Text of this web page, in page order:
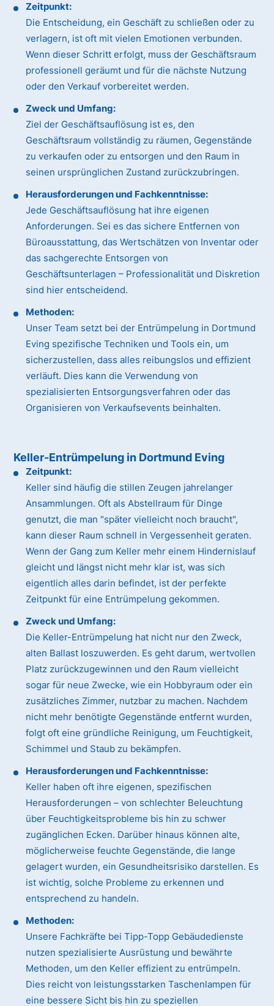
Zeitpunkt:
Die Entscheidung, ein Geschäft zu schließen oder zu
verlagern, ist oft mit vielen Emotionen verbunden.
Wenn dieser Schritt erfolgt, muss der Geschäftsraum
professionell geräumt und für die nächste Nutzung
oder den Verkauf vorbereitet werden.
Zweck und Umfang:
Ziel der Geschäftsauflösung ist es, den
Geschäftsraum vollständig zu räumen, Gegenstände
zu verkaufen oder zu entsorgen und den Raum in
seinen ursprünglichen Zustand zurückzubringen.
Herausforderungen und Fachkenntnisse:
Jede Geschäftsauflösung hat ihre eigenen
Anforderungen. Sei es das sichere Entfernen von
Büroausstattung, das Wertschätzen von Inventar oder
das sachgerechte Entsorgen von
Geschäftsunterlagen – Professionalität und Diskretion
sind hier entscheidend.
Methoden:
Unser Team setzt bei der Entrümpelung in Dortmund
Eving spezifische Techniken und Tools ein, um
sicherzustellen, dass alles reibungslos und effizient
verläuft. Dies kann die Verwendung von
spezialisierten Entsorgungsverfahren oder das
Organisieren von Verkaufsevents beinhalten.
Keller-Entrümpelung in Dortmund Eving
Zeitpunkt:
Keller sind häufig die stillen Zeugen jahrelanger
Ansammlungen. Oft als Abstellraum für Dinge
genutzt, die man "später vielleicht noch braucht",
kann dieser Raum schnell in Vergessenheit geraten.
Wenn der Gang zum Keller mehr einem Hindernislauf
gleicht und längst nicht mehr klar ist, was sich
eigentlich alles darin befindet, ist der perfekte
Zeitpunkt für eine Entrümpelung gekommen.
Zweck und Umfang:
Die Keller-Entrümpelung hat nicht nur den Zweck,
alten Ballast loszuwerden. Es geht darum, wertvollen
Platz zurückzugewinnen und den Raum vielleicht
sogar für neue Zwecke, wie ein Hobbyraum oder ein
zusätzliches Zimmer, nutzbar zu machen. Nachdem
nicht mehr benötigte Gegenstände entfernt wurden,
folgt oft eine gründliche Reinigung, um Feuchtigkeit,
Schimmel und Staub zu bekämpfen.
Herausforderungen und Fachkenntnisse:
Keller haben oft ihre eigenen, spezifischen
Herausforderungen – von schlechter Beleuchtung
über Feuchtigkeitsprobleme bis hin zu schwer
zugänglichen Ecken. Darüber hinaus können alte,
möglicherweise feuchte Gegenstände, die lange
gelagert wurden, ein Gesundheitsrisiko darstellen. Es
ist wichtig, solche Probleme zu erkennen und
entsprechend zu handeln.
Methoden:
Unsere Fachkräfte bei Tipp-Topp Gebäudedienste
nutzen spezialisierte Ausrüstung und bewährte
Methoden, um den Keller effizient zu entrümpeln.
Dies reicht von leistungsstarken Taschenlampen für
eine bessere Sicht bis hin zu speziellen